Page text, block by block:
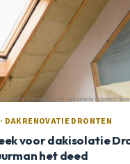
DAKRENOVATIE DRONTEN
voor dakisolatie
het deed